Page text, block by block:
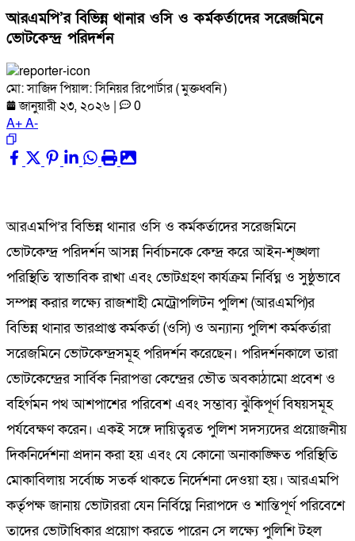
আরএমপি’র বিভিন্ন থানার ওসি ও কর্মকর্তাদের সরেজমিনে
ভোটকেন্দ্র পরিদর্শন
মো: সাজিদ পিয়াল: সিনিয়র রিপোর্টার ( মুক্তধ্বনি )
জানুয়ারী ২৩, ২০২৬ |
0
A+A-
আরএমপি’র বিভিন্ন থানার ওসি ও কর্মকর্তাদের সরেজমিনে
ভোটকেন্দ্র পরিদর্শন আসন্ন নির্বাচনকে কেন্দ্র করে আইন-শৃঙ্খলা
পরিস্থিতি স্বাভাবিক রাখা এবং ভোটগ্রহণ কার্যক্রম নির্বিঘ্ন ও সুষ্ঠুভাবে
সম্পন্ন করার লক্ষ্যে রাজশাহী মেট্রোপলিটন পুলিশ (আরএমপি)র
বিভিন্ন থানার ভারপ্রাপ্ত কর্মকর্তা (ওসি) ও অন্যান্য পুলিশ কর্মকর্তারা
সরেজমিনে ভোটকেন্দ্রসমূহ পরিদর্শন করেছেন। পরিদর্শনকালে তারা
ভোটকেন্দ্রের সার্বিক নিরাপত্তা কেন্দ্রের ভৌত অবকাঠামো প্রবেশ ও
বহির্গমন পথ আশপাশের পরিবেশ এবং সম্ভাব্য ঝুঁকিপূর্ণ বিষয়সমূহ
পর্যবেক্ষণ করেন। একই সঙ্গে দায়িত্বরত পুলিশ সদস্যদের প্রয়োজনীয়
দিকনির্দেশনা প্রদান করা হয় এবং যে কোনো অনাকাঙ্ক্ষিত পরিস্থিতি
মোকাবিলায় সর্বোচ্চ সতর্ক থাকতে নির্দেশনা দেওয়া হয়। আরএমপি
কর্তৃপক্ষ জানায় ভোটাররা যেন নির্বিঘ্নে নিরাপদে ও শান্তিপূর্ণ পরিবেশে
তাদের ভোটাধিকার প্রয়োগ করতে পারেন সে লক্ষ্যে পুলিশি টহল